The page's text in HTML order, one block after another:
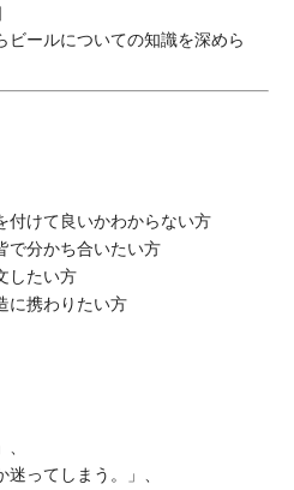
ビールについての知識を深めら
付けて良いかわからない方
で分かち合いたい方
したい方
に携わりたい方
ってしまう。」、